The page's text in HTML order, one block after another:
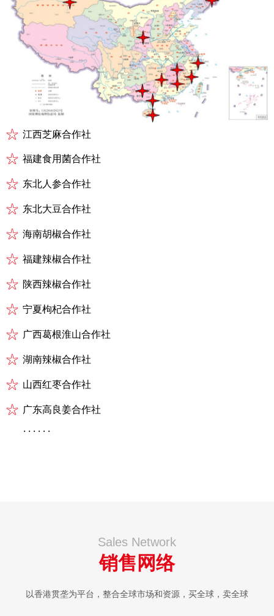
江西芝麻合作社
福建食用菌合作社
东北人参合作社
东北大豆合作社
海南胡椒合作社
福建辣椒合作社
陕西辣椒合作社
宁夏枸杞合作社
广西葛根淮山合作社
湖南辣椒合作社
山西红枣合作社
广东高良姜合作社
. . . . . .
Sales Network
销售网络
以香港贯垄为平台，整合全球市场和资源，买全球，卖全球